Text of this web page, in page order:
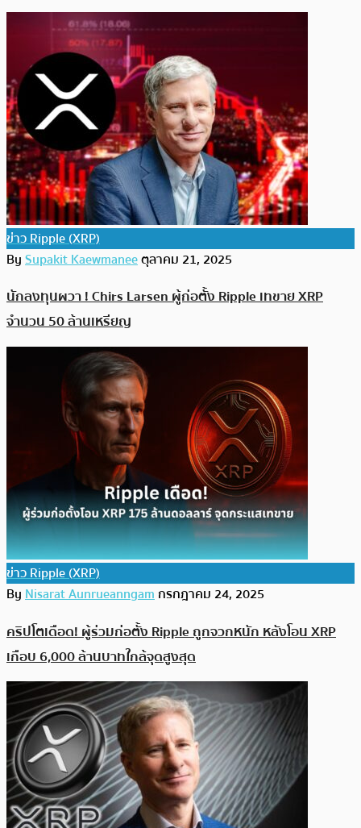
ข่าว Ripple (XRP)
BySupakit Kaewmaneeตุลาคม 21, 2025
นักลงทุนผวา ! Chirs Larsen ผู้ก่อตั้ง Ripple เทขาย XRP
จำนวน 50 ล้านเหรียญ
ข่าว Ripple (XRP)
ByNisarat Aunrueanngamกรกฎาคม 24, 2025
คริปโตเดือด! ผู้ร่วมก่อตั้ง Ripple ถูกจวกหนัก หลังโอน XRP
เกือบ 6,000 ล้านบาทใกล้จุดสูงสุด